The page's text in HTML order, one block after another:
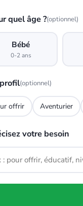
quel âge ?(optionnel)
Bébé
0-2 ans
(optionnel)
offrir Aventurier
votre besoin